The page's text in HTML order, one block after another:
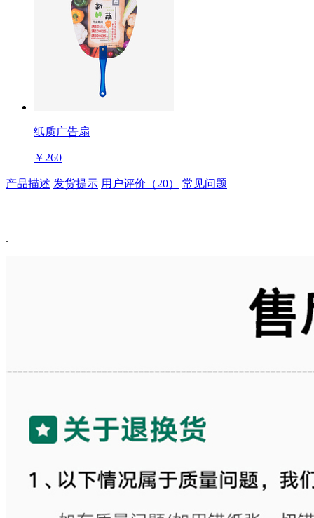
纸质广告扇
￥260
产品描述 发货提示 用户评价（20） 常见问题
.